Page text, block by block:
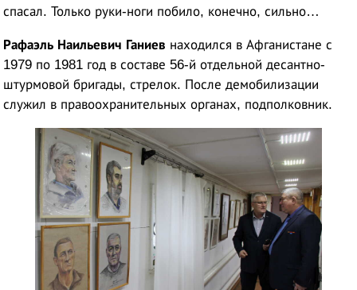
спасал. Только руки-ноги побило, конечно, сильно…
Рафаэль Наильевич Ганиев находился в Афганистане с
1979 по 1981 год в составе 56-й отдельной десантно-
штурмовой бригады, стрелок. После демобилизации
служил в правоохранительных органах, подполковник.